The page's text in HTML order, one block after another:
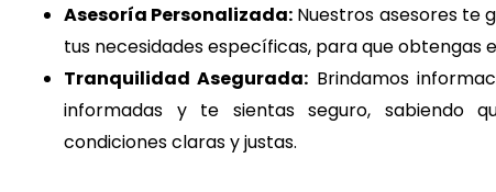
Asesoría Personalizada: Nuestros asesores te
tus necesidades específicas, para que obtengas
Tranquilidad Asegurada: Brindamos
informadas y te sientas seguro, sabiendo
condiciones claras y justas.